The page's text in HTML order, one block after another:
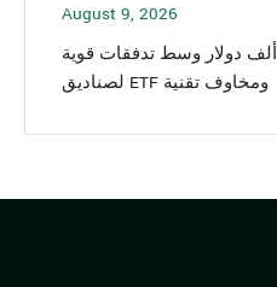
August 9, 2026
بيتكوين تتراجع دون 65 ألف دولار وسط تدفقات قوية
لصناديق ETF ومخاوف تقنية